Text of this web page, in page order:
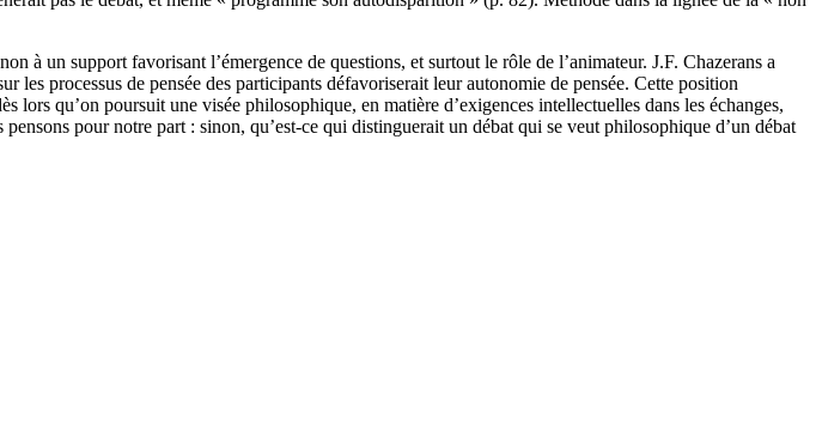
à un support favorisant l’émergence de questions, et surtout le rôle de l’animateur. J.F. Chazerans a
processus de pensée des participants défavoriserait leur autonomie de pensée. Cette position
lors qu’on poursuit une visée philosophique, en matière d’exigences intellectuelles dans les échanges,
pour notre part : sinon, qu’est-ce qui distinguerait un débat qui se veut philosophique d’un débat